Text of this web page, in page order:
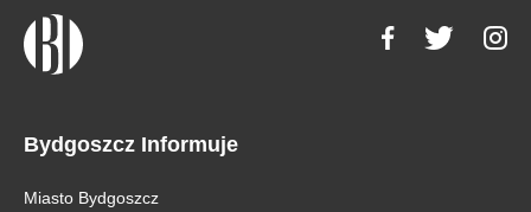
Bydgoszcz Informuje
Miasto Bydgoszcz